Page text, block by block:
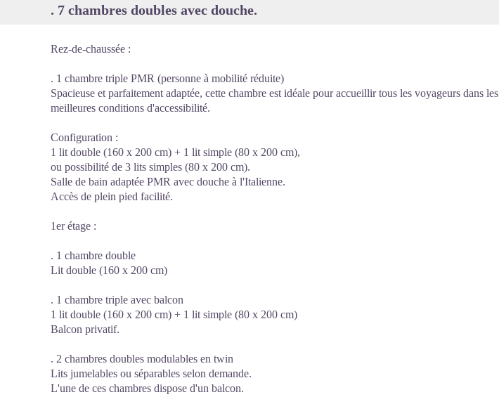
. 7 chambres doubles avec douche.
Rez-de-chaussée :
. 1 chambre triple PMR (personne à mobilité réduite)
Spacieuse et parfaitement adaptée, cette chambre est idéale pour accueillir tous les voyageurs dans les
meilleures conditions d'accessibilité.
Configuration :
1 lit double (160 x 200 cm) + 1 lit simple (80 x 200 cm),
ou possibilité de 3 lits simples (80 x 200 cm).
Salle de bain adaptée PMR avec douche à l'Italienne.
Accès de plein pied facilité.
1er étage :
. 1 chambre double
Lit double (160 x 200 cm)
. 1 chambre triple avec balcon
1 lit double (160 x 200 cm) + 1 lit simple (80 x 200 cm)
Balcon privatif.
. 2 chambres doubles modulables en twin
Lits jumelables ou séparables selon demande.
L'une de ces chambres dispose d'un balcon.